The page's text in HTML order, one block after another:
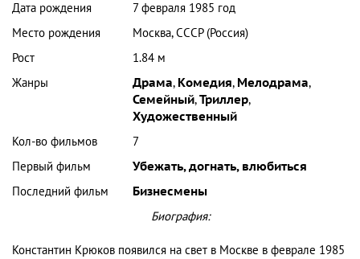
Дата рождения
7 февраля 1985 год
Место рождения
Москва, СССР (Россия)
Рост
1.84 м
Жанры
Драма, Комедия, Мелодрама,
Семейный,Триллер,
Художественный
Кол-во фильмов
7
Первый фильм
Убежать, догнать, влюбиться
Последний фильм
Бизнесмены
Биография:
Константин Крюков появился на свет в Москве в феврале 1985